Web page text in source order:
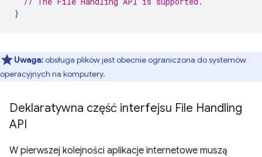
}
Uwaga:obsługa plików jest obecnie ograniczona do systemów
operacyjnych na komputery.
Deklaratywna część interfejsu File Handling
API
W pierwszej kolejności aplikacje internetowe muszą